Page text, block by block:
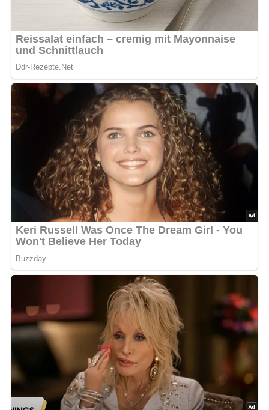
Kein Spam, kein Bullshit, keine Weitergabe deiner Mailadresse an Dritte!
Jetzt Sterne vergeben – Rezept
bewerten
5/5 (3 Bewertung)